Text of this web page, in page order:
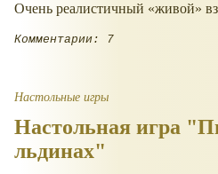
Очень реалистичный
живой
Комментарии: 7
Настольные игры
Настольная игра
льдинах"